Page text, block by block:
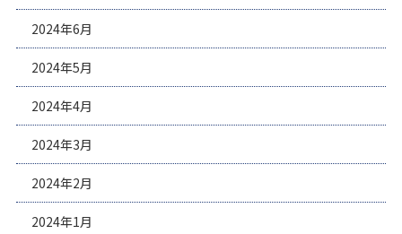
2024年6月
2024年5月
2024年4月
2024年3月
2024年2月
2024年1月